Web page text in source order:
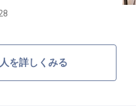
建つ「ゆと森倶楽
か？※この求人は
を詳しくみる